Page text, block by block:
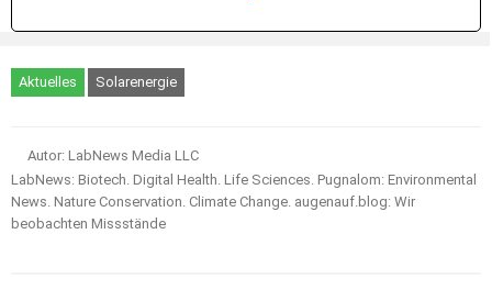
Aktuelles Solarenergie
Autor: LabNews Media LLC
LabNews: Biotech. Digital Health. Life Sciences. Pugnalom: Environmental
News. Nature Conservation. Climate Change. augenauf.blog: Wir
beobachten Missstände